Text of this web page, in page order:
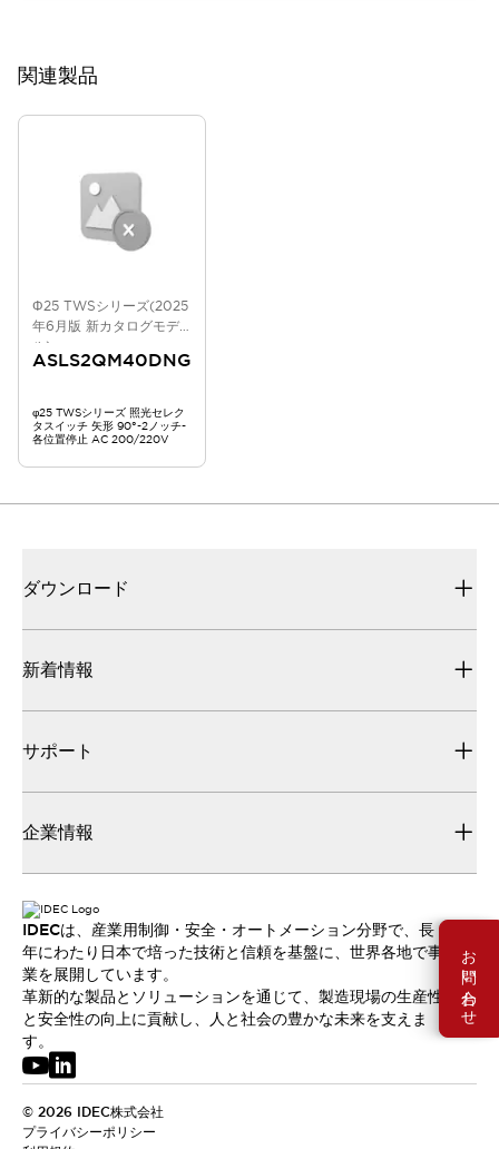
お問い合わせ
関連製品
Φ25 TWSシリーズ(2025
年6月版 新カタログモデ
ル)
ASLS2QM40DNG
φ25 TWSシリーズ 照光セレク
タスイッチ 矢形 90°-2ノッチ-
各位置停止 AC 200/220V
ダウンロード
新着情報
サポート
企業情報
IDECは、産業用制御・安全・オートメーション分野で、長
年にわたり日本で培った技術と信頼を基盤に、世界各地で事
業を展開しています。
革新的な製品とソリューションを通じて、製造現場の生産性
と安全性の向上に貢献し、人と社会の豊かな未来を支えま
す。
© 2026 IDEC株式会社
プライバシーポリシー